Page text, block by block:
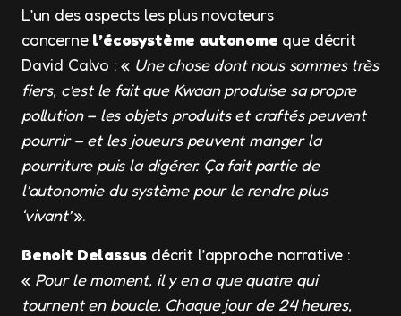
L’un des aspects les plus novateurs
concerne l’écosystème autonome que décrit
David Calvo : « Une chose dont nous sommes très
fiers, c’est le fait que Kwaan produise sa propre
pollution – les objets produits et craftés peuvent
pourrir – et les joueurs peuvent manger la
pourriture puis la digérer. Ça fait partie de
l’autonomie du système pour le rendre plus
‘vivant’».
Benoit Delassus décrit l’approche narrative :
« Pour le moment, il y en a que quatre qui
tournent en boucle. Chaque jour de 24 heures,